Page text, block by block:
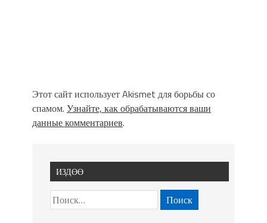
Этот сайт использует Akismet для борьбы со
спамом. Узнайте, как обрабатываются ваши
данные комментариев.
ИЗДӨӨ